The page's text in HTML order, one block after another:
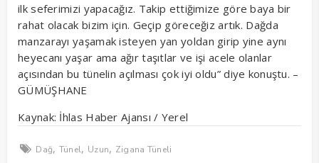
ilk seferimizi yapacağız. Takip ettiğimize göre baya bir
rahat olacak bizim için. Geçip göreceğiz artık. Dağda
manzarayı yaşamak isteyen yan yoldan girip yine aynı
heyecanı yaşar ama ağır taşıtlar ve işi acele olanlar
açısından bu tünelin açılması çok iyi oldu” diye konuştu. –
GÜMÜŞHANE
Kaynak: İhlas Haber Ajansı / Yerel
Dağ, Tünel, Uzun, Zigana Tüneli